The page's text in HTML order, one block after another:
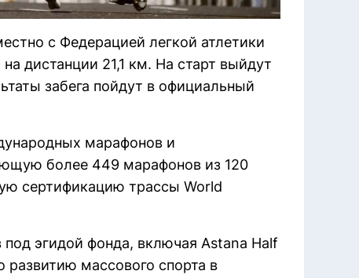
с Федерацией легкой атлетики
дистанции 21,1 км. На старт выйдут
забега пойдут в официальный
марафонов и
более 449 марафонов из 120
сертификацию трассы World
эгидой фонда, включая Astana Half
массового спорта в